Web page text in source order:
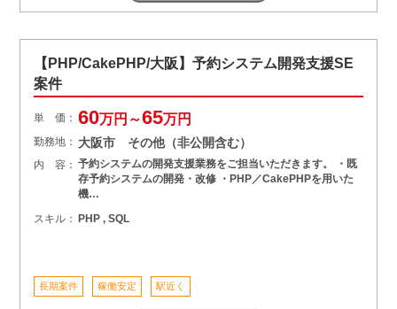
【PHP/CakePHP/大阪】予約システム開発支援SE
案件
単 価： 60万円～65万円
勤務地： 大阪市 その他（非公開含む）
内 容： 予約システムの開発支援業務をご担当いただきます。 ・既
存予約システムの開発・改修 ・PHP／CakePHPを用いた
機…
スキル： PHP , SQL
長期案件 稼働安定 駅近く